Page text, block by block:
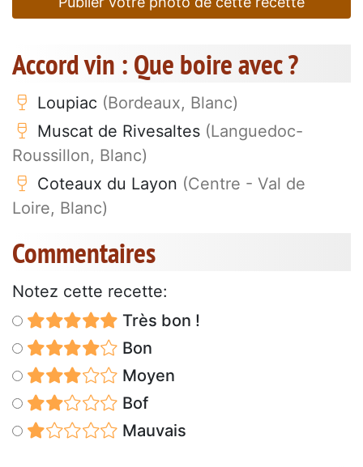
Accord vin : Que boire avec ?
Loupiac (Bordeaux, Blanc)
Muscat de Rivesaltes (Languedoc-
Roussillon, Blanc)
Coteaux du Layon (Centre - Val de
Loire, Blanc)
Commentaires
Notez cette recette:
Très bon !
Bon
Moyen
Bof
Mauvais